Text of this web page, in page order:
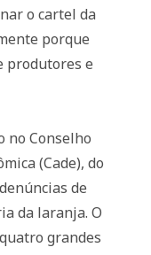
o cartel da
porque
produtores e
no Conselho
(Cade), do
de
da laranja. O
grandes